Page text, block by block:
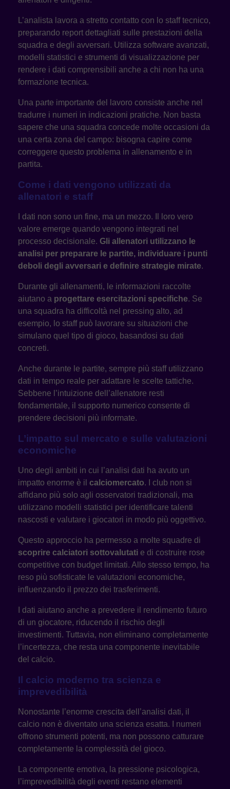
L’analista lavora a stretto contatto con lo staff tecnico,
preparando report dettagliati sulle prestazioni della
squadra e degli avversari. Utilizza software avanzati,
modelli statistici e strumenti di visualizzazione per
rendere i dati comprensibili anche a chi non ha una
formazione tecnica.
Una parte importante del lavoro consiste anche nel
tradurre i numeri in indicazioni pratiche. Non basta
sapere che una squadra concede molte occasioni da
una certa zona del campo: bisogna capire come
correggere questo problema in allenamento e in
partita.
Come i dati vengono utilizzati da
allenatori e staff
I dati non sono un fine, ma un mezzo. Il loro vero
valore emerge quando vengono integrati nel
processo decisionale. Gli allenatori utilizzano le
analisi per preparare le partite, individuare i punti
deboli degli avversari e definire strategie mirate.
Durante gli allenamenti, le informazioni raccolte
aiutano a progettare esercitazioni specifiche. Se
una squadra ha difficoltà nel pressing alto, ad
esempio, lo staff può lavorare su situazioni che
simulano quel tipo di gioco, basandosi su dati
concreti.
Anche durante le partite, sempre più staff utilizzano
dati in tempo reale per adattare le scelte tattiche.
Sebbene l’intuizione dell’allenatore resti
fondamentale, il supporto numerico consente di
prendere decisioni più informate.
L’impatto sul mercato e sulle valutazioni
economiche
Uno degli ambiti in cui l’analisi dati ha avuto un
impatto enorme è il calciomercato. I club non si
affidano più solo agli osservatori tradizionali, ma
utilizzano modelli statistici per identificare talenti
nascosti e valutare i giocatori in modo più oggettivo.
Questo approccio ha permesso a molte squadre di
scoprire calciatori sottovalutatie di costruire rose
competitive con budget limitati. Allo stesso tempo, ha
reso più sofisticate le valutazioni economiche,
influenzando il prezzo dei trasferimenti.
I dati aiutano anche a prevedere il rendimento futuro
di un giocatore, riducendo il rischio degli
investimenti. Tuttavia, non eliminano completamente
l’incertezza, che resta una componente inevitabile
del calcio.
Il calcio moderno tra scienza e
imprevedibilità
Nonostante l’enorme crescita dell’analisi dati, il
calcio non è diventato una scienza esatta. I numeri
offrono strumenti potenti, ma non possono catturare
completamente la complessità del gioco.
La componente emotiva, la pressione psicologica,
l’imprevedibilità degli eventi restano elementi